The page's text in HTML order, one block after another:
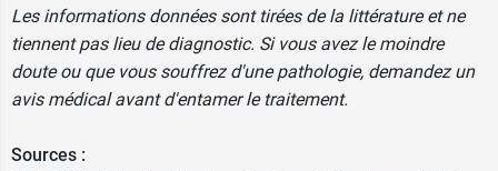
Les informations données sont tirées de la littérature et ne
tiennent pas lieu de diagnostic. Si vous avez le moindre
doute ou que vous souffrez d'une pathologie, demandez un
avis médical avant d'entamer le traitement.
Sources :